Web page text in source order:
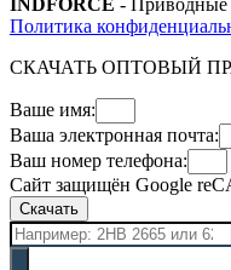
INDFORCE - Приводные
Политика
СКАЧАТЬ ОПТОВЫЙ
Ваше имя:
Ваша электронная почта:
Ваш номер телефона:
Сайт защищён Google
Скачать
Поиск
товаров